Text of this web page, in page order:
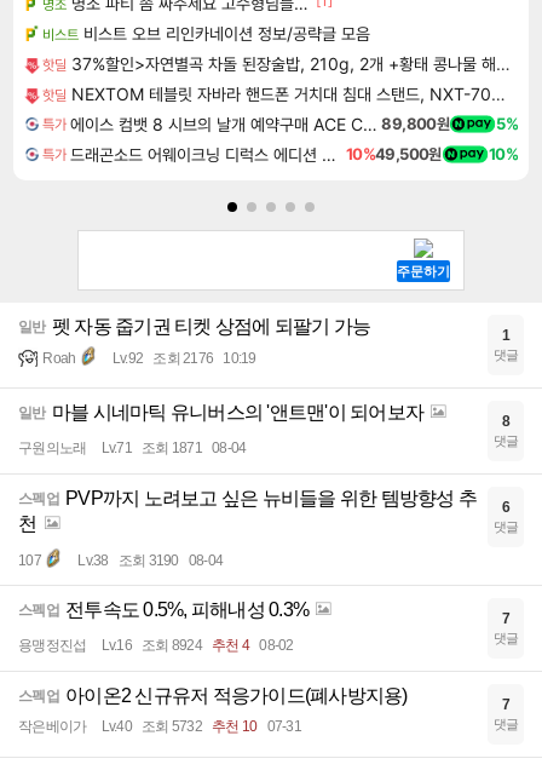
명조
비스트 비스트 오브 리인카네이션 정보/공략글 모음
핫딜 37%할인>자연별곡 차돌 된장술밥, 210g, 2개 +황태 콩나물 해장국밥, 210g, 2개 + 소고기 미역국밥, 210g, 2개
핫딜 NEXTOM 테블릿 자바라 핸드폰 거치대 침대 스탠드, NXT-700, 화이트, 1개
특가 에이스 컴뱃 8 시브의 날개 예약구매 ACE COMBAT 8 WINGS OF THEVE 89,800원 5%
특가 드래곤소드 어웨이크닝 디럭스 에디션 DragonSword Awakening Deluxe Edition 10%49,500원 10%
일반 펫 자동 줍기권 티켓 상점에 되팔기 가능
Roah Lv.92 조회 2176 10:19
1
댓글
일반 마블 시네마틱 유니버스의 '앤트맨'이 되어보자
구원의노래 Lv.71 조회 1871 08-04
8
댓글
스펙업
PVP까지 노려보고 싶은 뉴비들을 위한 템방향성 추
천
107 Lv.38 조회 3190 08-04
6
댓글
스펙업 전투속도 0.5%, 피해내성 0.3%
용맹정진섭 Lv.16 조회 8924 추천 4 08-02
7
댓글
스펙업 아이온2 신규유저 적응가이드(폐사방지용)
작은베이가 Lv.40 조회 5732 추천 10 07-31
7
댓글